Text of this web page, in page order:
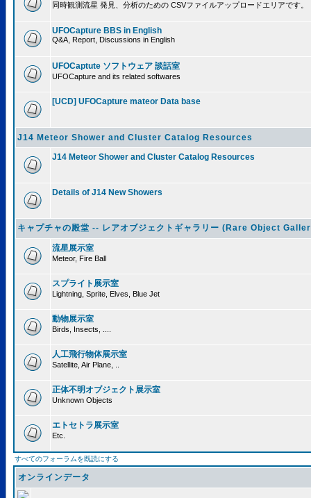
同時観測流星 発見、分析のための CSVファイルアップロードエリアです。
UFOCapture BBS in English
Q&A, Report, Discussions in English
UFOCaptute ソフトウェア 談話室
UFOCapture and its related softwares
[UCD] UFOCapture mateor Data base
J14 Meteor Shower and Cluster Catalog Resources
J14 Meteor Shower and Cluster Catalog Resources
Details of J14 New Showers
キャプチャの殿堂 -- レアオブジェクトギャラリー (Rare Object
流星展示室
Meteor, Fire Ball
スプライト展示室
Lightning, Sprite, Elves, Blue Jet
動物展示室
Birds, Insects, ....
人工飛行物体展示室
Satellite, Air Plane, ..
正体不明オブジェクト展示室
Unknown Objects
エトセトラ展示室
Etc.
すべてのフォーラムを既読にする
オンラインデータ